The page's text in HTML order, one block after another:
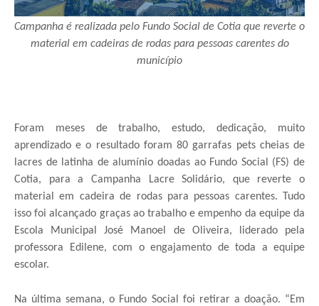
Campanha é realizada pelo Fundo Social de Cotia que reverte o
material em cadeiras de rodas para pessoas carentes do
município
Foram meses de trabalho, estudo, dedicação, muito
aprendizado e o resultado foram 80 garrafas pets cheias de
lacres de latinha de alumínio doadas ao Fundo Social (FS) de
Cotia, para a Campanha Lacre Solidário, que reverte o
material em cadeira de rodas para pessoas carentes. Tudo
isso foi alcançado graças ao trabalho e empenho da equipe da
Escola Municipal José Manoel de Oliveira, liderado pela
professora Edilene, com o engajamento de toda a equipe
escolar.
Na última semana, o Fundo Social foi retirar a doação. “Em